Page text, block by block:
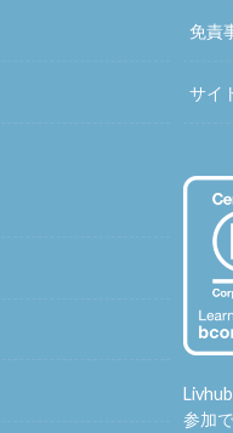
免責
サイ
参加